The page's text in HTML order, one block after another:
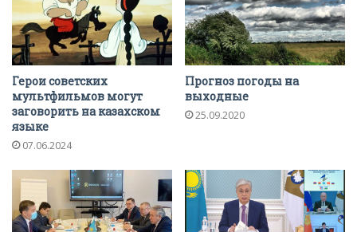
Герои советских
мультфильмов могут
заговорить на казахском
языке
07.06.2024
Прогноз погоды на
выходные
25.09.2020